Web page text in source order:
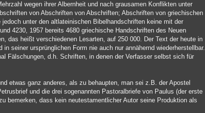
wegen ihrer Albernheit und nach grausamen Konflikten unter
von Abschriften von Abschriften; Abschriften von griechischen
unter den altlateinischen Bibelhandschriften keine mit der
4230, 1957 bereits 4680 griechische Handschriften des Neuen
das heißt verschiedenen Lesarten, auf 250 000. Der Text der heute in
seiner ursprünglichen Form nie auch nur annähernd wiederherstellbar.
Fälschungen, d.h. Schriften, in denen der Verfasser selbst sich für
etwas ganz anderes, als zu behaupten, man sei z.B. der Apostel
und die drei sogenannten Pastoralbriefe von Paulus (der erste
bemerken, dass kein neutestamentlicher Autor seine Produktion als